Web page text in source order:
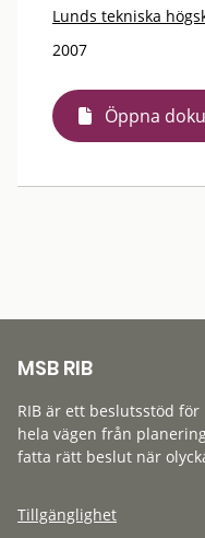
Lunds tekniska
2007
Öppna
MSB RIB
RIB är ett beslutsstöd
hela vägen från
fatta rätt beslut när
Tillgänglighet